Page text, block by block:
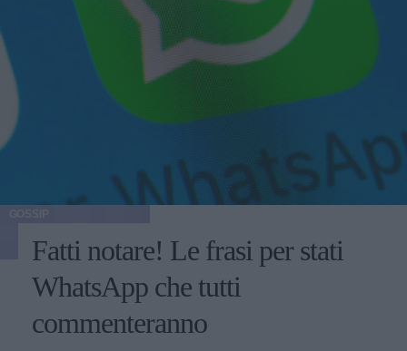
Fatti notare! Le frasi per stati
WhatsApp che tutti
commenteranno